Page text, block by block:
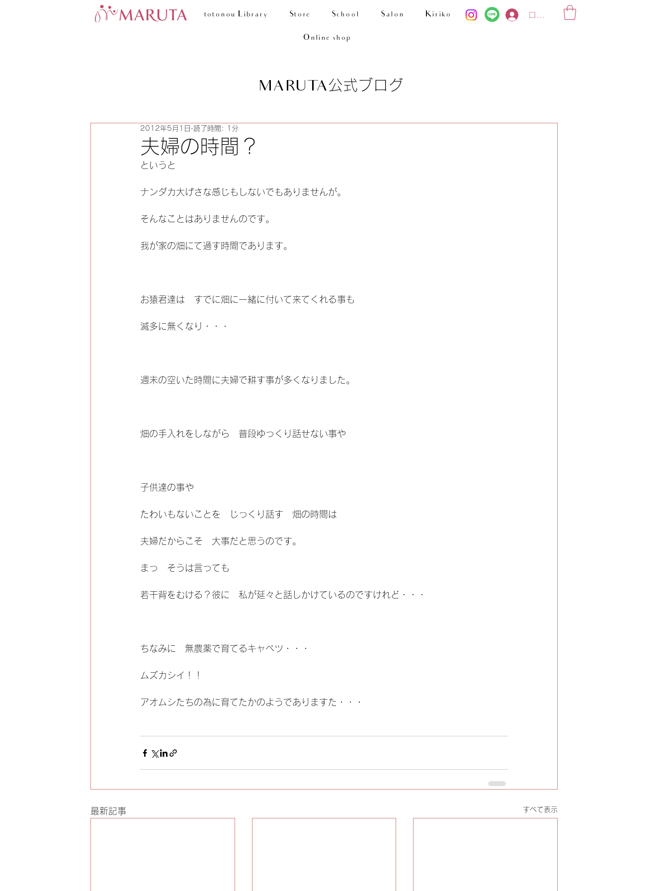
totonou Library Store School Salon Kiriko
Online shop
ログイン
MARUTA公式ブログ
夫婦の時間？
2012年5月1日 読了時間: 1分
というと
ナンダカ大げさな感じもしないでもありませんが。
そんなことはありませんのです。
我が家の畑にて過す時間であります。
お猿君達は　すでに畑に一緒に付いて来てくれる事も
滅多に無くなり・・・
週末の空いた時間に夫婦で耕す事が多くなりました。
畑の手入れをしながら　普段ゆっくり話せない事や
子供達の事や
たわいもないことを　じっくり話す　畑の時間は
夫婦だからこそ　大事だと思うのです。
まっ　そうは言っても
若干背をむける？彼に　私が延々と話しかけているのですけれど・・・
ちなみに　無農薬で育てるキャベツ・・・
ムズカシイ！！
アオムシたちの為に育てたかのようでありますた・・・
最新記事 すべて表示